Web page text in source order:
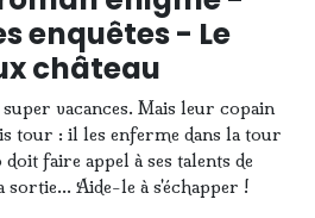
enquêtes - Le
château
super vacances. Mais leur copain
tour : il les enferme dans la tour
doit faire appel à ses talents de
Aide-le à s'échapper !